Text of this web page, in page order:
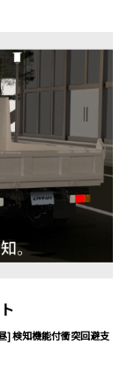
] 検知機能付衝突回避支